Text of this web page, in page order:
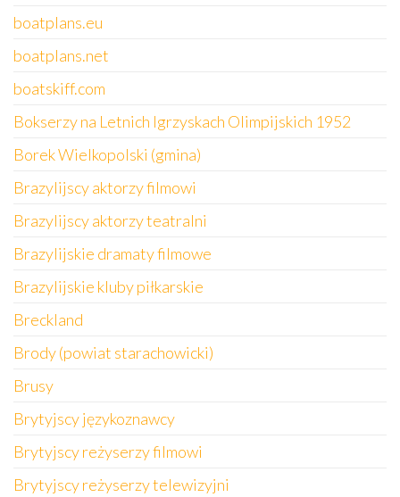
boatplans.eu
boatplans.net
boatskiff.com
Bokserzy na Letnich Igrzyskach Olimpijskich 1952
Borek Wielkopolski (gmina)
Brazylijscy aktorzy filmowi
Brazylijscy aktorzy teatralni
Brazylijskie dramaty filmowe
Brazylijskie kluby piłkarskie
Breckland
Brody (powiat starachowicki)
Brusy
Brytyjscy językoznawcy
Brytyjscy reżyserzy filmowi
Brytyjscy reżyserzy telewizyjni